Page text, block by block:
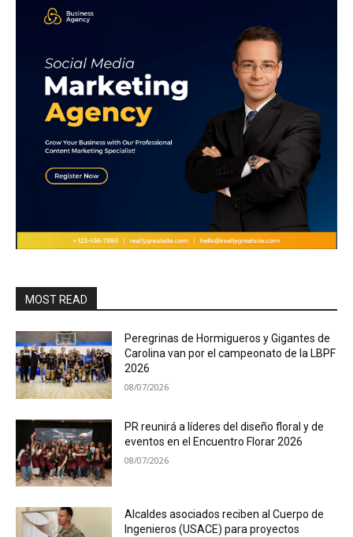
MOST READ
Peregrinas de Hormigueros y Gigantes de
Carolina van por el campeonato de la LBPF
2026
08/07/2026
PR reunirá a líderes del diseño floral y de
eventos en el Encuentro Florar 2026
08/07/2026
Alcaldes asociados reciben al Cuerpo de
Ingenieros (USACE) para proyectos